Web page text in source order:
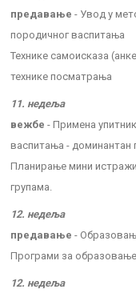
предавање - Увод у
породичног васпитања
Технике самоисказа
технике посматрања
11. недеља
вежбе - Примена
васпитања - доминантан
Планирање мини
групама.
12. недеља
предавање -
Програми за
12. недеља